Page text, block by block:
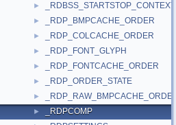
► _RDBSS_STARTSTOP_CONTEXT_
► _RDP_BMPCACHE_ORDER
► _RDP_COLCACHE_ORDER
► _RDP_FONT_GLYPH
► _RDP_FONTCACHE_ORDER
► _RDP_ORDER_STATE
► _RDP_RAW_BMPCACHE_ORDER
► _RDPCOMP